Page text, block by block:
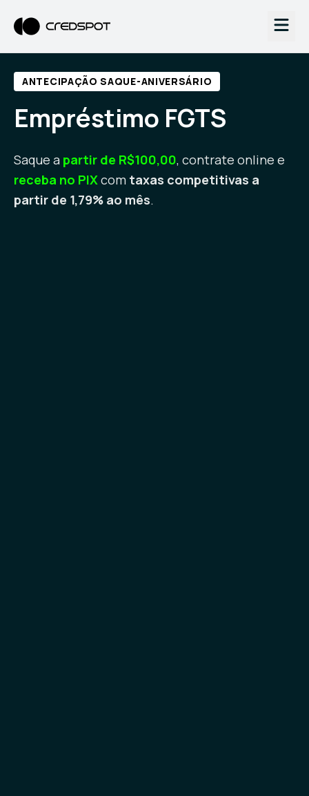
ANTECIPAÇÃO SAQUE-ANIVERSÁRIO
Empréstimo FGTS
Saque a partir de R$100,00, contrate online e
receba no PIXcom taxas competitivas a
partir de 1,79% ao mês.